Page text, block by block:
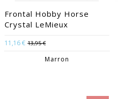
Frontal Hobby Horse
Crystal LeMieux
11,16 € 13,95 €
Marron